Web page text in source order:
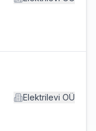
Elektrilevi OÜ